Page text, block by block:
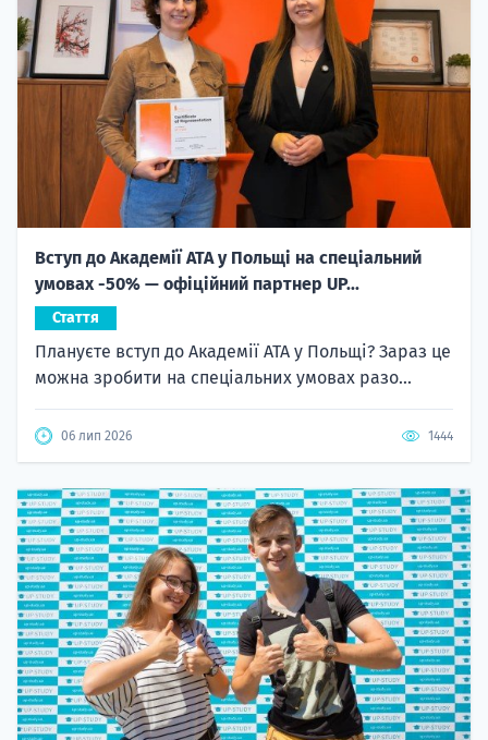
Вступ до Академії ATA у Польщі на спеціальний
умовах -50% — офіційний партнер UP...
Стаття
Плануєте вступ до Академії ATA у Польщі? Зараз це
можна зробити на спеціальних умовах разо...
06 лип 2026 1444